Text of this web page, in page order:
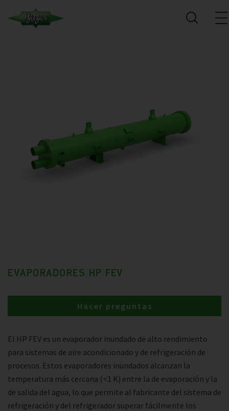
EVAPORADORES HP FEV
El HP FEV es un evaporador inundado de alto rendimiento
para sistemas de aire acondicionado y de refrigeración de
procesos. Estos evaporadores inundados alcanzan la
temperatura más cercana (<1 K) entre la de evaporación y la
de salida del agua, lo que permite al fabricante del sistema de
refrigeración y del refrigerador superar fácilmente los
Hacer preguntas